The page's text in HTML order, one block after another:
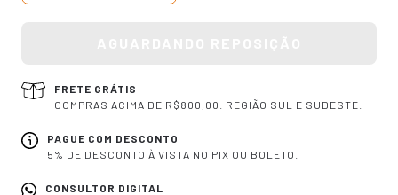
FRETE GRÁTIS
COMPRAS ACIMA DE R$800,00. REGIÃO SUL E SUDESTE.
PAGUE COM DESCONTO
5% DE DESCONTO À VISTA NO PIX OU BOLETO.
CONSULTOR DIGITAL